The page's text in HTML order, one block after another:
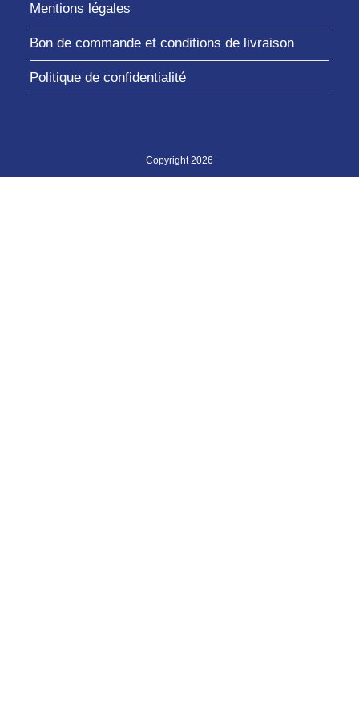
Mentions légales
Bon de commande et conditions de livraison
Politique de confidentialité
Copyright 2026